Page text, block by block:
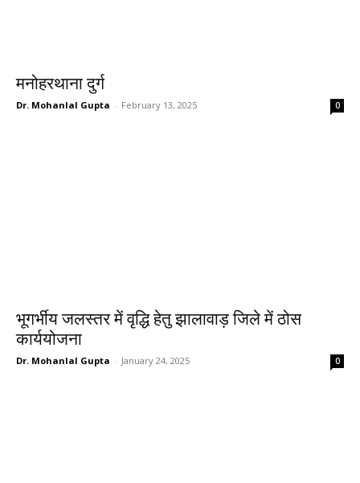
मनोहरथाना दुर्ग
Dr. Mohanlal Gupta - February 13, 2025 0
भूगर्भीय जलस्तर में वृद्धि हेतु झालावाड़ जिले में ठोस
कार्ययोजना
Dr. Mohanlal Gupta - January 24, 2025 0